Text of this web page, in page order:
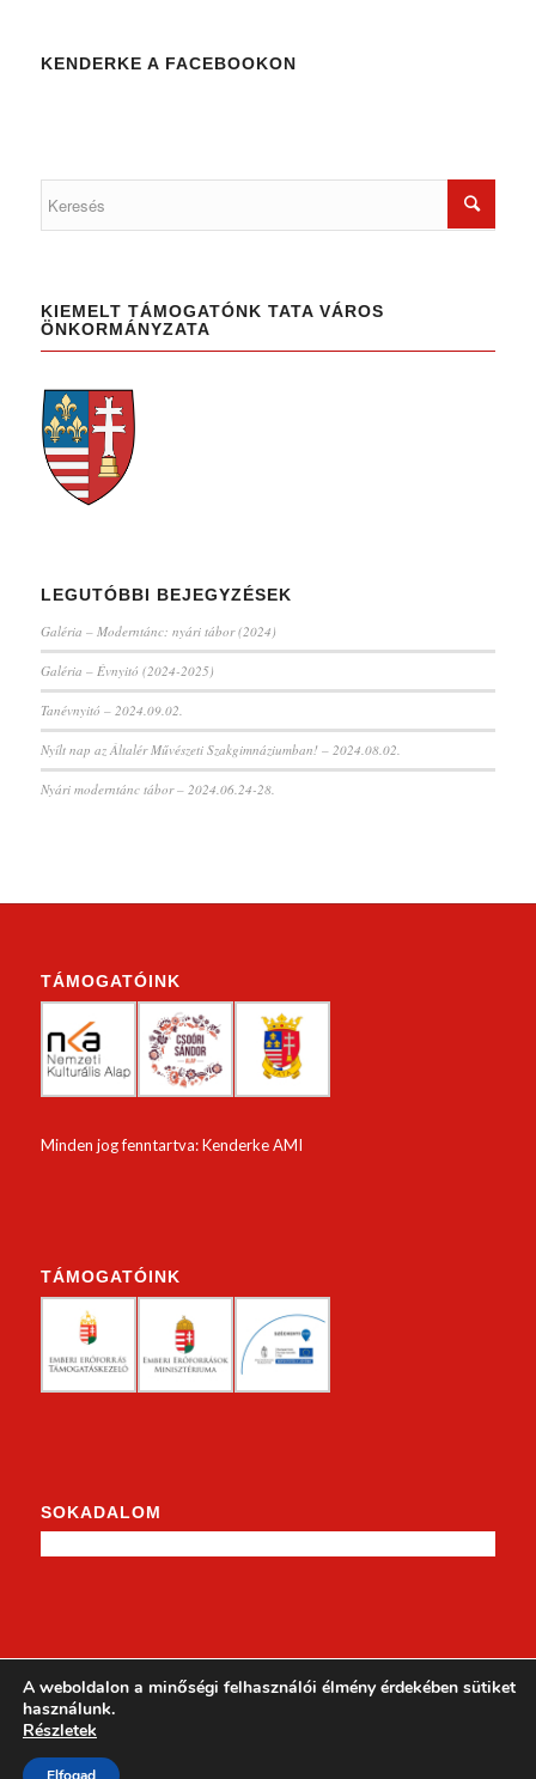
KENDERKE A FACEBOOKON
KIEMELT TÁMOGATÓNK TATA VÁROS
ÖNKORMÁNYZATA
LEGUTÓBBI BEJEGYZÉSEK
Galéria – Moderntánc: nyári tábor (2024)
Galéria – Évnyitó (2024-2025)
Tanévnyitó – 2024.09.02.
Nyílt nap az Általér Művészeti Szakgimnáziumban! – 2024.08.02.
Nyári moderntánc tábor – 2024.06.24-28.
TÁMOGATÓINK
Minden jog fenntartva: Kenderke AMI
TÁMOGATÓINK
SOKADALOM
A weboldalon a minőségi felhasználói élmény érdekében sütiket
használunk.
Részletek